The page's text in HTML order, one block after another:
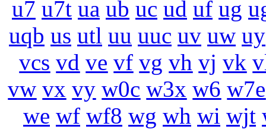
u7 u7t ua ub uc ud uf ug
uqb us utl uu uuc uv uw uy
vcs vd ve vf vg vh vj vk
vw vx vy w0c w3x w6 w7e
we wf wf8 wg wh wi wjt